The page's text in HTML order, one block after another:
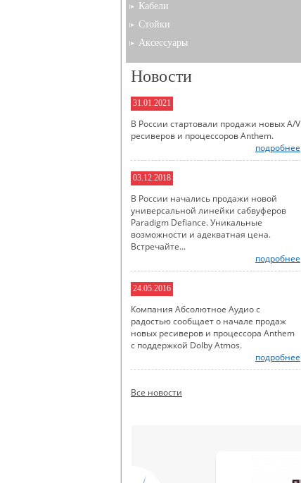
Кабели
Стойки
Аксессуары
Новости
31.01.2021
В России стартовали продажи новых A/V
ресиверов и процессоров Anthem.
подробнее
03.12.2018
В России начались продажи новой
универсальной линейки сабвуферов
Paradigm Defiance. Уникальные
возможности и адекватная цена.
Встречайте...
подробнее
24.05.2016
Компания Абсолютное Аудио с
радостью сообщает о начале продаж
новых ресиверов и процессора Anthem
с поддержкой Dolby Atmos.
подробнее
Все новости